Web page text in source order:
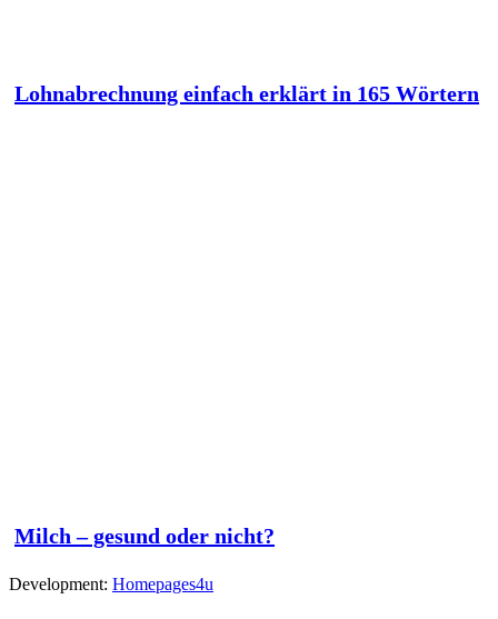
Lohnabrechnung einfach erklärt in 165 Wörtern
Milch – gesund oder nicht?
Development: Homepages4u